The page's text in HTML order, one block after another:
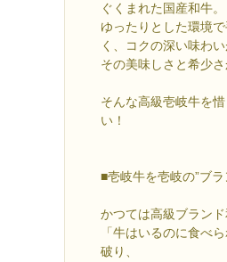
ぐくまれた国産和牛。
ゆったりとした環境
く、コクの深い味わい
その美味しさと希少
そんな高級壱岐牛を
い！
■壱岐牛を壱岐の”ブラ
かつては高級ブラン
「牛はいるのに食べ
破り、